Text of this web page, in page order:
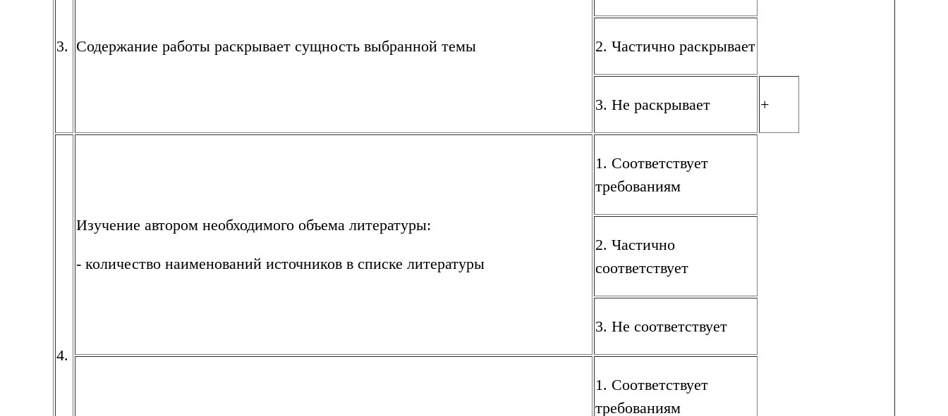
3. Содержание работы раскрывает сущность выбранной темы 2. Частично раскрывает
3. Не раскрывает +
4.
Изучение автором необходимого объема литературы:
- количество наименований источников в списке литературы
1. Соответствует
требованиям
2. Частично
соответствует
3. Не соответствует
1. Соответствует
требованиям